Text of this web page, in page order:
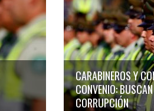
CARABINEROS Y
CONVENIO:
CORRUPCIÓN